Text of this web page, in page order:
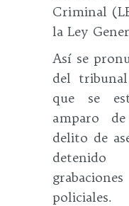
Criminal
la Ley
Así se
del
que se
amparo
delito de
policiales.